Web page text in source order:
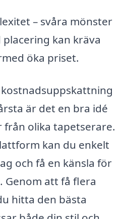
– svåra mönster
kan kräva
öka priset.
är det en bra idé
olika tapetserare.
kan du enkelt
och få en känsla för
Genom att få flera
hitta den bästa